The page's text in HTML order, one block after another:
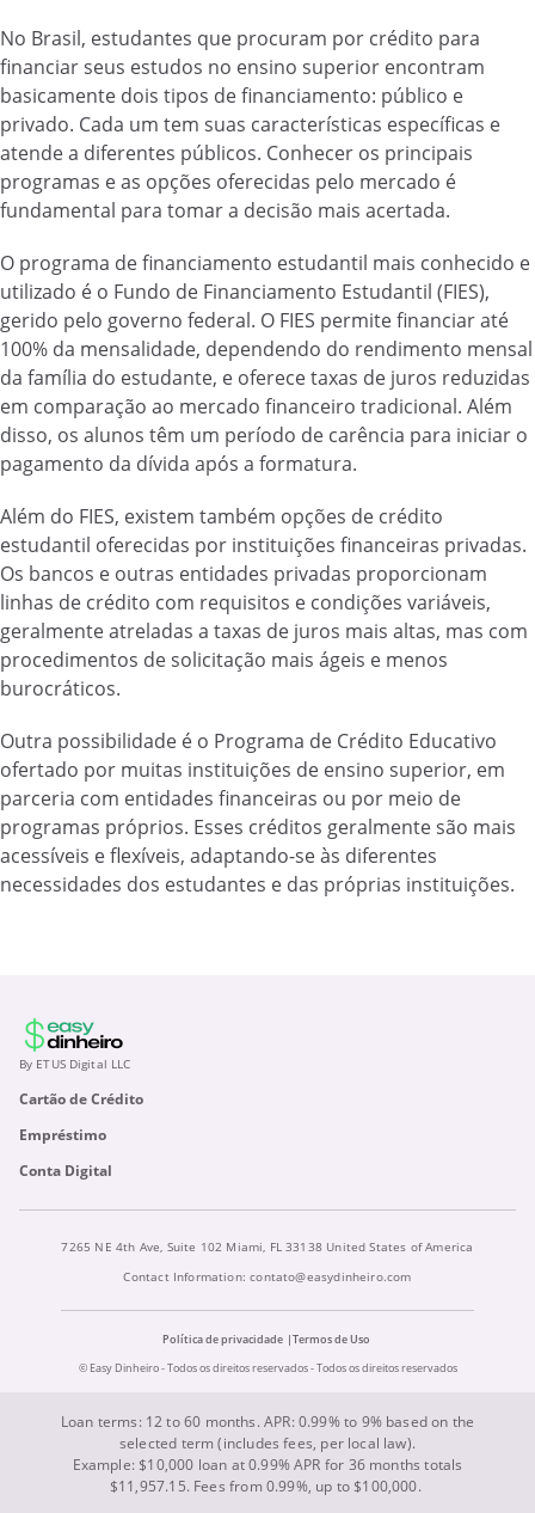
No Brasil, estudantes que procuram por crédito para
financiar seus estudos no ensino superior encontram
basicamente dois tipos de financiamento: público e
privado. Cada um tem suas características específicas e
atende a diferentes públicos. Conhecer os principais
programas e as opções oferecidas pelo mercado é
fundamental para tomar a decisão mais acertada.
O programa de financiamento estudantil mais conhecido e
utilizado é o Fundo de Financiamento Estudantil (FIES),
gerido pelo governo federal. O FIES permite financiar até
100% da mensalidade, dependendo do rendimento mensal
da família do estudante, e oferece taxas de juros reduzidas
em comparação ao mercado financeiro tradicional. Além
disso, os alunos têm um período de carência para iniciar o
pagamento da dívida após a formatura.
Além do FIES, existem também opções de crédito
estudantil oferecidas por instituições financeiras privadas.
Os bancos e outras entidades privadas proporcionam
linhas de crédito com requisitos e condições variáveis,
geralmente atreladas a taxas de juros mais altas, mas com
procedimentos de solicitação mais ágeis e menos
burocráticos.
Outra possibilidade é o Programa de Crédito Educativo
ofertado por muitas instituições de ensino superior, em
parceria com entidades financeiras ou por meio de
programas próprios. Esses créditos geralmente são mais
acessíveis e flexíveis, adaptando-se às diferentes
necessidades dos estudantes e das próprias instituições.
By ETUS Digital LLC
Cartão de Crédito
Empréstimo
Conta Digital
7265 NE 4th Ave, Suite 102 Miami, FL 33138 United States of America
Contact Information:contato@easydinheiro.com
Política de privacidade
Termos de Uso
© Easy Dinheiro - Todos os direitos reservados - Todos os direitos reservados
Loan terms: 12 to 60 months. APR: 0.99% to 9% based on the
selected term (includes fees, per local law).
Example: $10,000 loan at 0.99% APR for 36 months totals
$11,957.15. Fees from 0.99%, up to $100,000.